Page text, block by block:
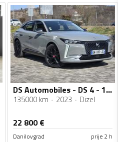
DS Automobiles - DS 4 - 1.5 HDI
135000 km 2023 Dizel
22 800€
Danilovgrad prije 2 h